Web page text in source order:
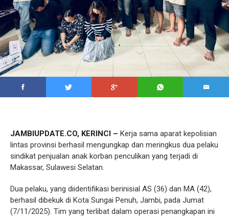
JAMBIUPDATE.CO, KERINCI – Kerja sama aparat kepolisian
lintas provinsi berhasil mengungkap dan meringkus dua pelaku
sindikat penjualan anak korban penculikan yang terjadi di
Makassar, Sulawesi Selatan.
Dua pelaku, yang diidentifikasi berinisial AS (36) dan MA (42),
berhasil dibekuk di Kota Sungai Penuh, Jambi, pada Jumat
(7/11/2025). Tim yang terlibat dalam operasi penangkapan ini